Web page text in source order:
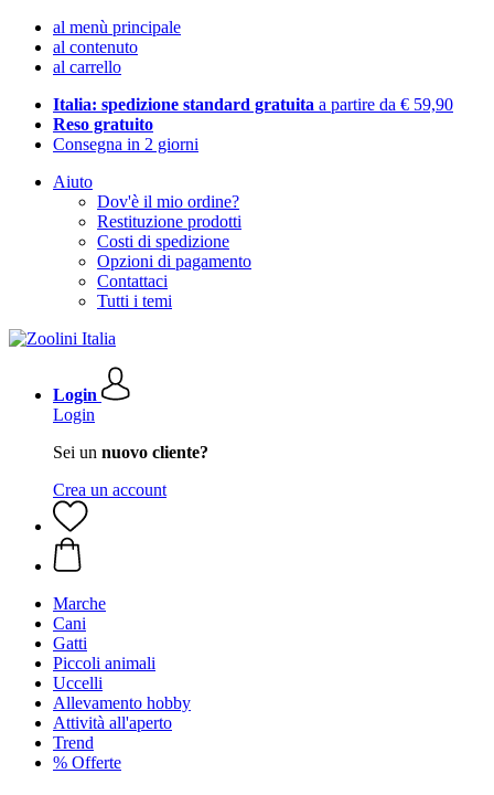
al menù principale
al contenuto
al carrello
Italia: spedizione standard gratuita a partire da € 59,90
Reso gratuito
Consegna in 2 giorni
Aiuto
Dov'è il mio ordine?
Restituzione prodotti
Costi di spedizione
Opzioni di pagamento
Contattaci
Tutti i temi
Login
Login
Sei un nuovo cliente?
Crea un account
Marche
Cani
Gatti
Piccoli animali
Uccelli
Allevamento hobby
Attività all'aperto
Trend
% Offerte